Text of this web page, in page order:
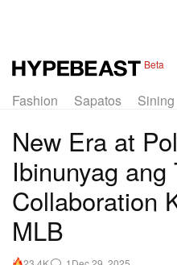
Beta
Fashion Sapatos Sining
New Era at
Ibinunyag ang
Collaboration
MLB